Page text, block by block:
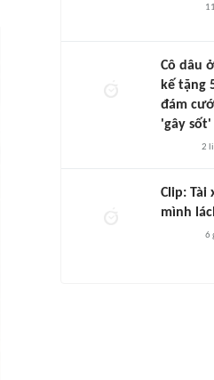
Cô dâu
kế tặng
đám
'gây sốt'
2
Clip: Tài
mình
6